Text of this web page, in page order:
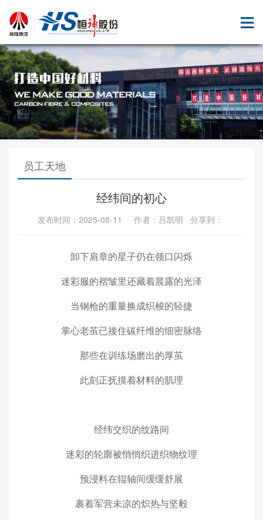
员工天地
经纬间的初心
发布时间：2025-08-11 作者：吕凯明 分享到：
卸下肩章的星子仍在领口闪烁
迷彩服的褶皱里还藏着晨露的光泽
当钢枪的重量换成织梭的轻捷
掌心老茧已接住碳纤维的细密脉络
那些在训练场磨出的厚茧
此刻正抚摸着材料的肌理
经纬交织的纹路间
迷彩的轮廓被悄悄织进织物纹理
预浸料在辊轴间缓缓舒展
裹着军营未凉的炽热与坚毅